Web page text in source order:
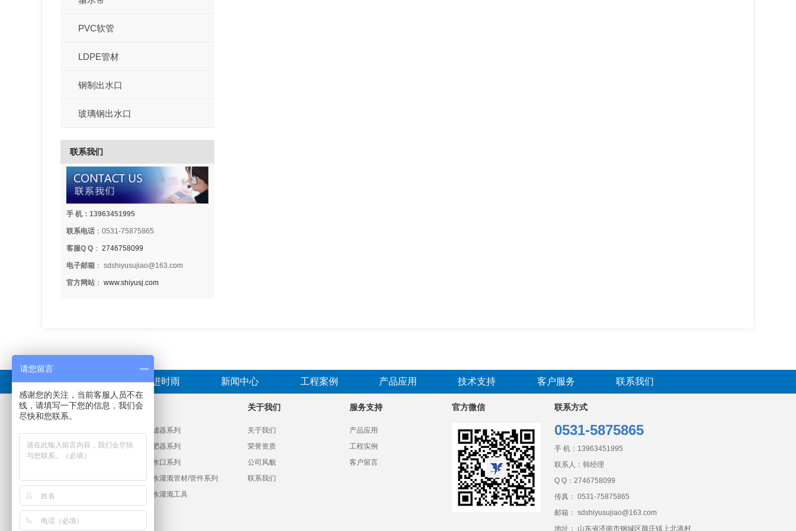
PVC软管
LDPE管材
钢制出水口
玻璃钢出水口
联系我们
手 机：13963451995
联系电话 ：0531-75875865
客服Q Q ： 2746758099
电子邮箱 ： sdshiyusujiao@163.com
官方网站 ： www.shiyusj.com
首页 走进时雨 新闻中心 工程案例 产品应用 技术支持 客户服务 联系我们
产品分类
HDPE给水管材管件系列
微喷喷灌系列
大田喷灌系列
过滤器系列
施肥器系列
出水口系列
节水灌溉管材/管件系列
节水灌溉工具
关于我们
关于我们
荣誉资质
公司风貌
联系我们
服务支持
产品应用
工程实例
客户留言
官方微信 联系方式
0531-5875865
手 机： 13963451995
联系人：韩经理
Q Q： 2746758099
传真： 0531-75875865
邮箱： sdshiyusujiao@163.com
地址： 山东省济南市钢城区颜庄镇上北港村
请您留言
感谢您的关注，当前客服人员不在
线，请填写一下您的信息，我们会
尽快和您联系。